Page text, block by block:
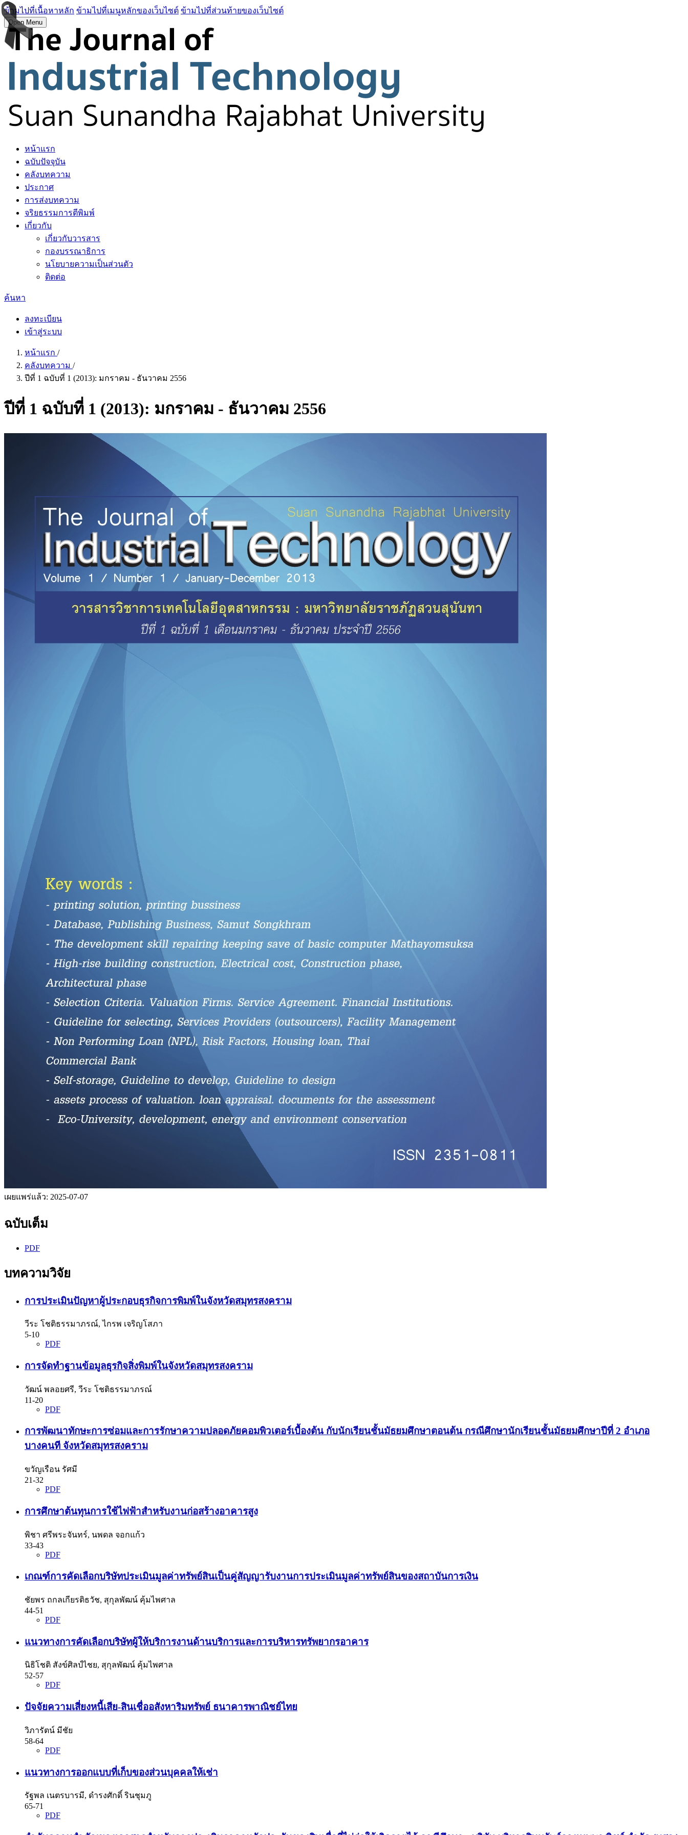
ข้ามไปที่เนื้อหาหลัก ข้ามไปที่เมนูหลักของเว็บไซต์ ข้ามไปที่ส่วนท้ายของเว็บไซต์
Open Menu
หน้าแรก
ฉบับปัจจุบัน
คลังบทความ
ประกาศ
การส่งบทความ
จริยธรรมการตีพิมพ์
เกี่ยวกับ
เกี่ยวกับวารสาร
กองบรรณาธิการ
นโยบายความเป็นส่วนตัว
ติดต่อ
ค้นหา
ลงทะเบียน
เข้าสู่ระบบ
หน้าแรก /
คลังบทความ /
ปีที่ 1 ฉบับที่ 1 (2013): มกราคม - ธันวาคม 2556
ปีที่ 1 ฉบับที่ 1 (2013): มกราคม - ธันวาคม 2556
เผยแพร่แล้ว: 2025-07-07
ฉบับเต็ม
PDF
บทความวิจัย
การประเมินปัญหาผู้ประกอบธุรกิจการพิมพ์ในจังหวัดสมุทรสงคราม
วีระ โชติธรรมาภรณ์, ไกรพ เจริญโสภา
5-10
PDF
การจัดทำฐานข้อมูลธุรกิจสิ่งพิมพ์ในจังหวัดสมุทรสงคราม
วัฒน์ พลอยศรี, วีระ โชติธรรมาภรณ์
11-20
PDF
การพัฒนาทักษะการซ่อมและการรักษาความปลอดภัยคอมพิวเตอร์เบื้องต้น กับนักเรียนชั้นมัธยมศึกษาตอนต้น กรณีศึกษานักเรียนชั้นมัธยมศึกษาปีที่ 2 อำเภอ
บางคนที จังหวัดสมุทรสงคราม
ขวัญเรือน รัศมี
21-32
PDF
การศึกษาต้นทุนการใช้ไฟฟ้าสำหรับงานก่อสร้างอาคารสูง
พิชา ศรีพระจันทร์, นพดล จอกแก้ว
33-43
PDF
เกณฑ์การคัดเลือกบริษัทประเมินมูลค่าทรัพย์สินเป็นคู่สัญญารับงานการประเมินมูลค่าทรัพย์สินของสถาบันการเงิน
ชัยพร ถกลเกียรติธวัช, สุกุลพัฒน์ คุ้มไพศาล
44-51
PDF
แนวทางการคัดเลือกบริษัทผู้ให้บริการงานด้านบริการและการบริหารทรัพยากรอาคาร
นิธิโชติ สังข์ศิลป์ไชย, สุกุลพัฒน์ คุ้มไพศาล
52-57
PDF
ปัจจัยความเสี่ยงหนี้เสีย-สินเชื่ออสังหาริมทรัพย์ ธนาคารพาณิชย์ไทย
วิภารัตน์ มีชัย
58-64
PDF
แนวทางการออกแบบที่เก็บของส่วนบุคคลให้เช่า
รัฐพล เนตรบารมี, ดำรงศักดิ์ รินชุมภู
65-71
PDF